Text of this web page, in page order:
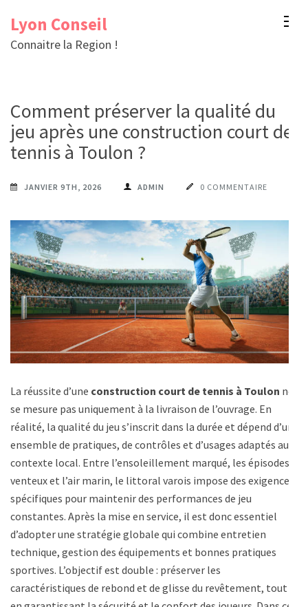
contenu
Lyon Conseil
Connaitre la Region !
Comment préserver la qualité du
jeu après une construction court de
tennis à Toulon ?
JANVIER 9TH, 2026 ADMIN 0 COMMENTAIRE
La réussite d’une construction court de tennis à Toulon ne
se mesure pas uniquement à la livraison de l’ouvrage. En
réalité, la qualité du jeu s’inscrit dans la durée et dépend d’un
ensemble de pratiques, de contrôles et d’usages adaptés au
contexte local. Entre l’ensoleillement marqué, les épisodes
venteux et l’air marin, le littoral varois impose des exigences
spécifiques pour maintenir des performances de jeu
constantes. Après la mise en service, il est donc essentiel
d’adopter une stratégie globale qui combine entretien
technique, gestion des équipements et bonnes pratiques
sportives. L’objectif est double : préserver les
caractéristiques de rebond et de glisse du revêtement, tout